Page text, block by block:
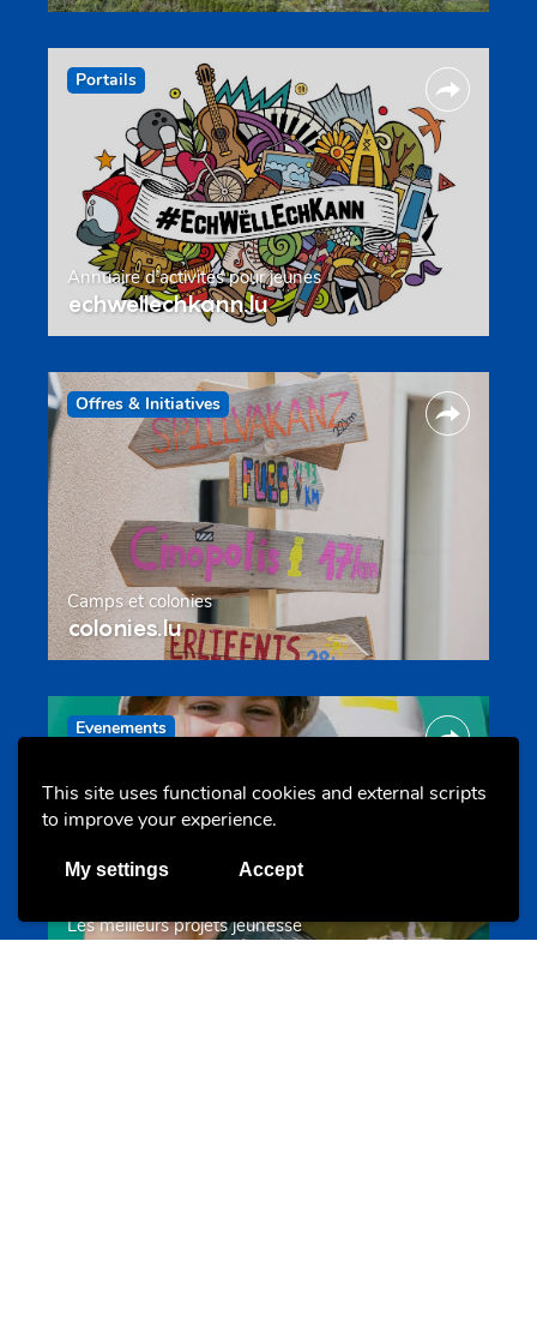
This site uses functional cookies and external scripts
to improve your experience.
My settings Accept
Portails
Annuaire d’activités pour jeunes
echwellechkann.lu
Offres & Initiatives
Camps et colonies
colonies.lu
Evenements
Les meilleurs projets jeunesse